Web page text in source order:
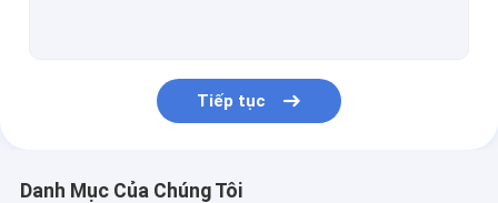
máy nghiền búa cấp liệu
Tiếp tục
Danh Mục Của Chúng Tôi